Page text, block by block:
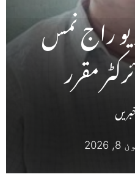
راج نمس
مقرر
2026